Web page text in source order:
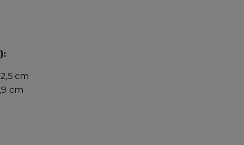
cm
cm